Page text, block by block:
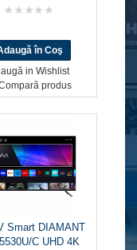
in Wishlist
produs
Smart DIAMANT
C UHD 4K